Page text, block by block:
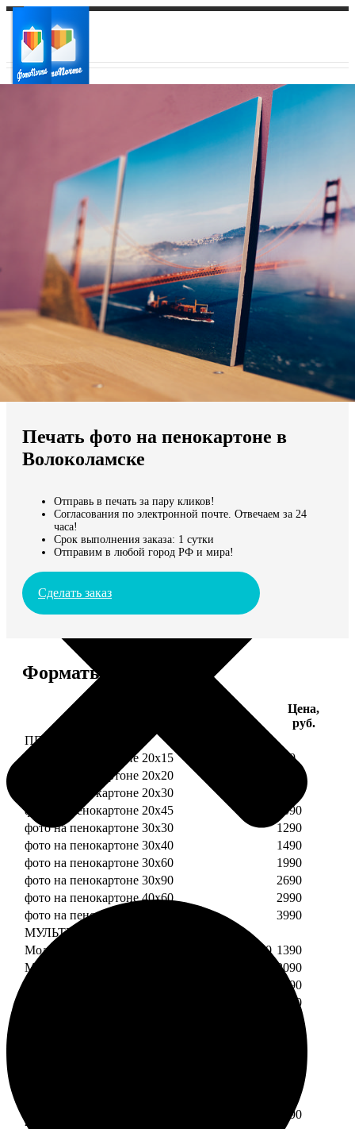
Ваш регион доставки
Выберите из списка:
Мы доставляем по всему миру
Продолжить без города
Печать фото на пенокартоне в
Волоколамске
Отправь в печать за пару кликов!
Согласования по электронной почте. Отвечаем за 24
часа!
Срок выполнения заказа: 1 сутки
Отправим в любой город РФ и мира!
Сделать заказ
Форматы и цены
Цена,
руб.
ПЕНОКАРТОН
фото на пенокартоне 20х15
690
фото на пенокартоне 20х20
фото на пенокартоне 20х30
фото на пенокартоне 20х45
1090
фото на пенокартоне 30х30
1290
фото на пенокартоне 30х40
1490
фото на пенокартоне 30х60
1990
фото на пенокартоне 30х90
2690
фото на пенокартоне 40х60
2990
фото на пенокартоне 50х70
3990
МУЛЬТИПЕНОКАРТОН
Модульный пенокартон из двух частей 20х20 1390
Модульный пенокартон из трех частей 20х20
2090
1590
2390
2990
20х45
3990